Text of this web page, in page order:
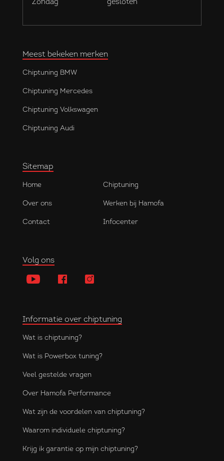
Zondag
gesloten
Meest bekeken merken
Chiptuning BMW
Chiptuning Mercedes
Chiptuning Volkswagen
Chiptuning Audi
Sitemap
Home Chiptuning
Over ons Werken bij Hamofa
Contact Infocenter
Volg ons
Informatie over chiptuning
Wat is chiptuning?
Wat is Powerbox tuning?
Veel gestelde vragen
Over Hamofa Performance
Wat zijn de voordelen van chiptuning?
Waarom individuele chiptuning?
Krijg ik garantie op mijn chiptuning?